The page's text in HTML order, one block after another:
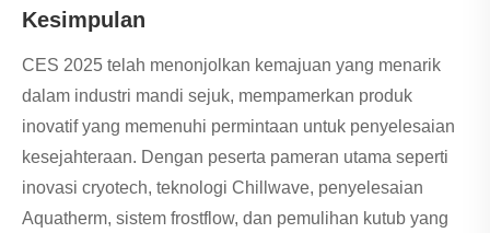
Kesimpulan
CES 2025 telah menonjolkan kemajuan yang menarik
dalam industri mandi sejuk, mempamerkan produk
inovatif yang memenuhi permintaan untuk penyelesaian
kesejahteraan. Dengan peserta pameran utama seperti
inovasi cryotech, teknologi Chillwave, penyelesaian
Aquatherm, sistem frostflow, dan pemulihan kutub yang